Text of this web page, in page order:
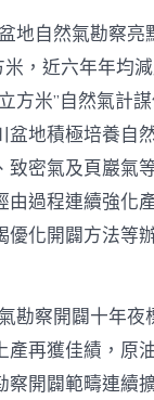
地自然氣勘察亮
，近六年年均
方米”自然氣計
盆地積極培養自
致密氣及頁巖氣
由過程連續強化
優化開闢方法等
勘察開闢十年夜
產再獲佳績，原
察開闢範疇連續